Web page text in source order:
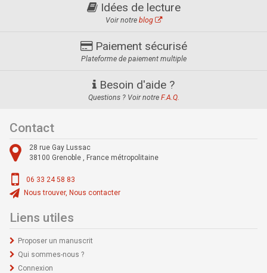
Idées de lecture
Voir notre blog
Paiement sécurisé
Plateforme de paiement multiple
Besoin d'aide ?
Questions ? Voir notre F.A.Q.
Contact
28 rue Gay Lussac
38100 Grenoble , France métropolitaine
06 33 24 58 83
Nous trouver, Nous contacter
Liens utiles
Proposer un manuscrit
Qui sommes-nous ?
Connexion